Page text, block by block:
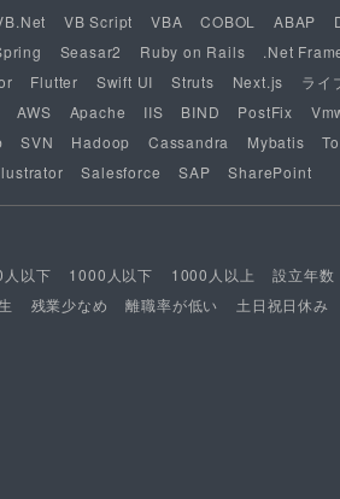
VB Script VBA COBOL ABAP
Seasar2 Ruby on Rails .Net
Flutter Swift UI Struts Next.js ライ
AWS
Apache IIS BIND PostFix
SVN Hadoop Cassandra Mybatis
Salesforce SAP SharePoint
以下 1000人以下 1000人以上 設立年数
残業少なめ 離職率が低い 土日祝日休み